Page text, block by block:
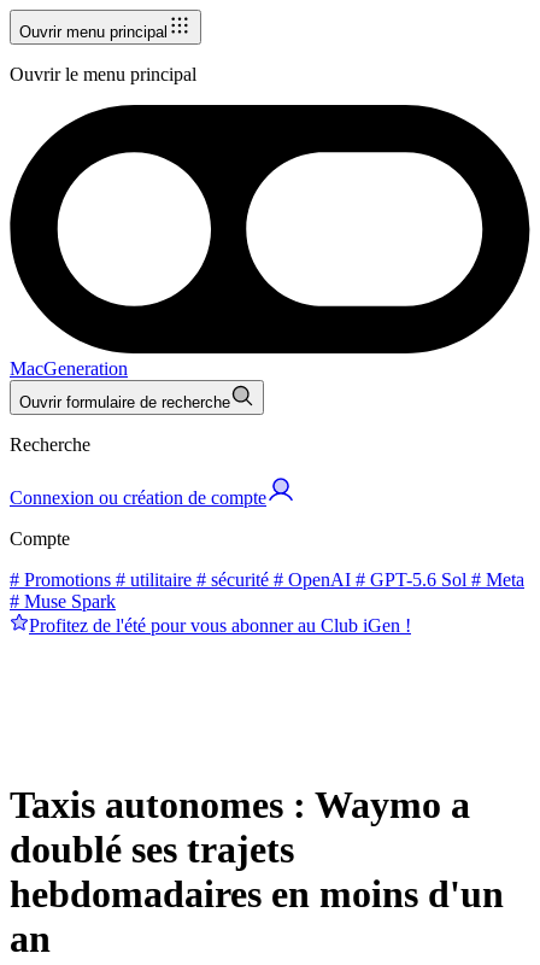
Ouvrir menu principal
Ouvrir le menu principal
MacGeneration
Ouvrir formulaire de recherche
Recherche
Connexion ou création de compte
Compte
# Promotions # utilitaire # sécurité # OpenAI # GPT-5.6 Sol # Meta
# Muse Spark
Profitez de l'été pour vous abonner au Club iGen !
Taxis autonomes : Waymo a
doublé ses trajets
hebdomadaires en moins d'un
an